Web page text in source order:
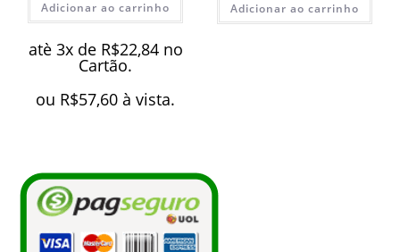
Adicionar ao carrinho
atè 3x de R$22,84 no
Cartão.
ou R$57,60 à vista.
Adicionar ao carrinho